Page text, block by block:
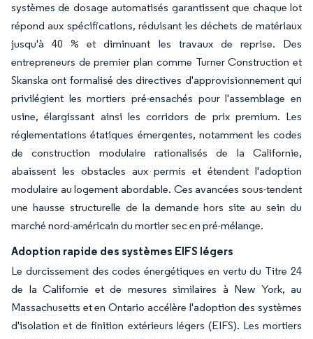
systèmes de dosage automatisés garantissent que chaque lot
répond aux spécifications, réduisant les déchets de matériaux
jusqu'à 40 % et diminuant les travaux de reprise. Des
entrepreneurs de premier plan comme Turner Construction et
Skanska ont formalisé des directives d'approvisionnement qui
privilégient les mortiers pré-ensachés pour l'assemblage en
usine, élargissant ainsi les corridors de prix premium. Les
réglementations étatiques émergentes, notamment les codes
de construction modulaire rationalisés de la Californie,
abaissent les obstacles aux permis et étendent l'adoption
modulaire au logement abordable. Ces avancées sous-tendent
une hausse structurelle de la demande hors site au sein du
marché nord-américain du mortier sec en pré-mélange.
Adoption rapide des systèmes EIFS légers
Le durcissement des codes énergétiques en vertu du Titre 24
de la Californie et de mesures similaires à New York, au
Massachusetts et en Ontario accélère l'adoption des systèmes
d'isolation et de finition extérieurs légers (EIFS). Les mortiers